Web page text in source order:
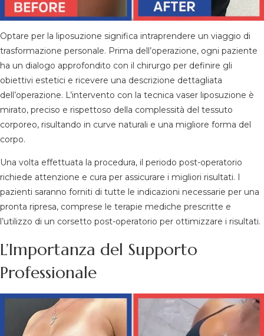
Optare per la liposuzione significa intraprendere un viaggio di
trasformazione personale. Prima dell’operazione, ogni paziente
ha un dialogo approfondito con il chirurgo per definire gli
obiettivi estetici e ricevere una descrizione dettagliata
dell’operazione. L’intervento con la tecnica vaser liposuzione è
mirato, preciso e rispettoso della complessità del tessuto
corporeo, risultando in curve naturali e una migliore forma del
corpo.
Una volta effettuata la procedura, il periodo post-operatorio
richiede attenzione e cura per assicurare i migliori risultati. I
pazienti saranno forniti di tutte le indicazioni necessarie per una
pronta ripresa, comprese le terapie mediche prescritte e
l’utilizzo di un corsetto post-operatorio per ottimizzare i risultati.
L’Importanza del Supporto
Professionale